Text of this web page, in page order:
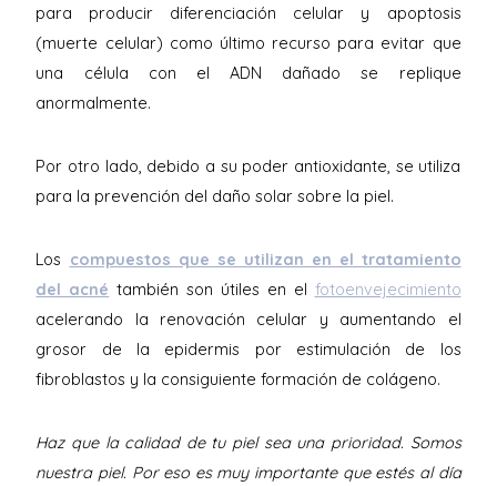
para producir diferenciación celular y apoptosis
(muerte celular) como último recurso para evitar que
una célula con el ADN dañado se replique
anormalmente.
Por otro lado, debido a su poder antioxidante, se utiliza
para la prevención del daño solar sobre la piel.
Los compuestos que se utilizan en el tratamiento
del acné también son útiles en el fotoenvejecimiento
acelerando la renovación celular y aumentando el
grosor de la epidermis por estimulación de los
fibroblastos y la consiguiente formación de colágeno.
Haz que la calidad de tu piel sea una prioridad. Somos
nuestra piel. Por eso es muy importante que estés al día